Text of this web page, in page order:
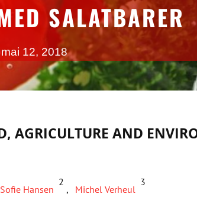
SALATBARER
mai 12, 2018
AGRICULTURE AND
Hansen
2
, Michel Verheul
3